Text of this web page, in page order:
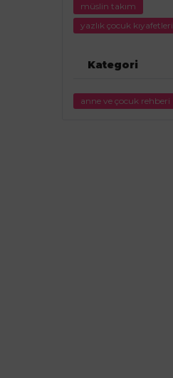
müslin takım
yazlık çocuk kıyafetleri
Kategori
anne ve çocuk rehberi